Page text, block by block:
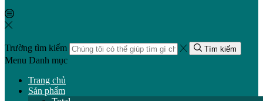
Trường tìm kiếm Tìm kiếm
Menu Danh mục
Trang chủ
Sản phẩm